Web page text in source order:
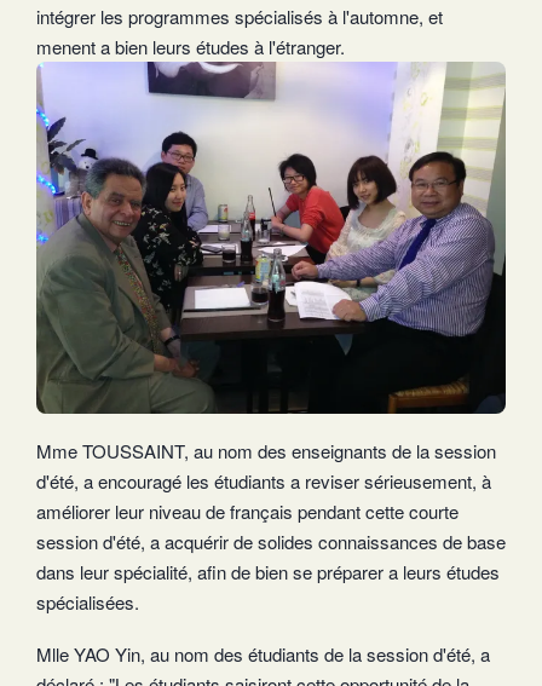
intégrer les programmes spécialisés à l'automne, et
menent a bien leurs études à l'étranger.
Mme TOUSSAINT, au nom des enseignants de la session
d'été, a encouragé les étudiants a reviser sérieusement, à
améliorer leur niveau de français pendant cette courte
session d'été, a acquérir de solides connaissances de base
dans leur spécialité, afin de bien se préparer a leurs études
spécialisées.
Mlle YAO Yin, au nom des étudiants de la session d'été, a